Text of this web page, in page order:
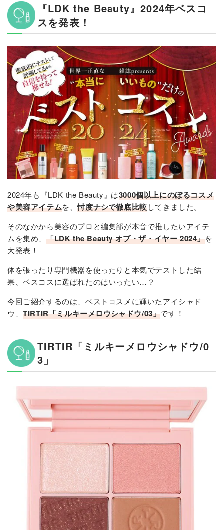
『LDK the Beauty』2024年ベスコ
スを発表！
2024年も『LDK the Beauty』は3000個以上にのぼるコスメ
や美容アイテムを、忖度ナシで徹底比較してきました。
そのなかから美容のプロと編集部が本音で推したいアイテ
ムを集め、 「LDK the Beauty オブ・ザ・イヤー 2024」を
大発表！
体を張ったり専門機器を使ったりと本気でテストした結
果、ベスコスに選ばれたのはいったい…？
今回ご紹介するのは、ベストコスメに輝いたアイシャド
ウ、TIRTIR「ミルキーメロウシャドウ/03」です！
TIRTIR「ミルキーメロウシャドウ/0
3」